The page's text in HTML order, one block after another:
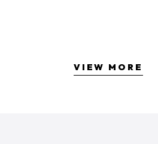
VIEW MORE